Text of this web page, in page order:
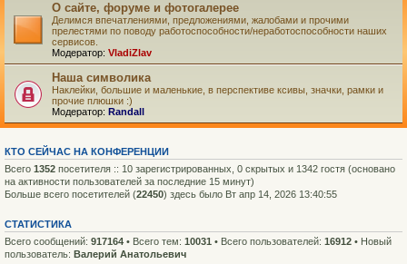
О сайте, форуме и фотогалерее
Делимся впечатлениями, предложениями, жалобами и прочими
прелестями по поводу работоспособности/неработоспособности наших
сервисов.
Модератор: VladiZlav
Наша символика
Наклейки, большие и маленькие, в перспективе ксивы, значки, рамки и
прочие плюшки :)
Модератор: Randall
КТО СЕЙЧАС НА КОНФЕРЕНЦИИ
Всего 1352 посетителя :: 10 зарегистрированных, 0 скрытых и 1342 гостя (основано
на активности пользователей за последние 15 минут)
Больше всего посетителей (22450) здесь было Вт апр 14, 2026 13:40:55
СТАТИСТИКА
Всего сообщений: 917164 • Всего тем: 10031 • Всего пользователей: 16912 • Новый
пользователь: Валерий Анатольевич